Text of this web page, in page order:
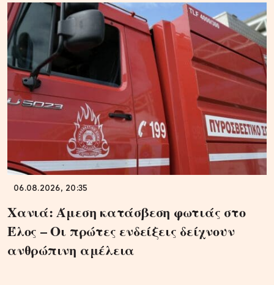
06.08.2026, 20:35
Χανιά: Άμεση κατάσβεση φωτιάς στο
Έλος – Οι πρώτες ενδείξεις δείχνουν
ανθρώπινη αμέλεια